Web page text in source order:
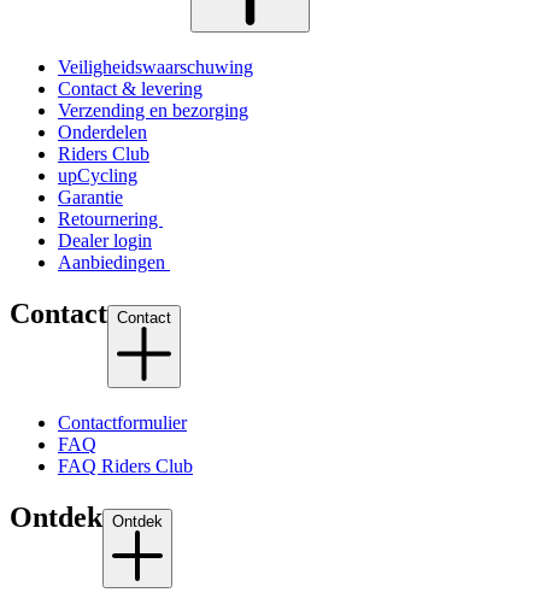
Veiligheidswaarschuwing
Contact & levering
Verzending en bezorging
Onderdelen
Riders Club
upCycling
Garantie
Retournering
Dealer login
Aanbiedingen
Contact Contact
Contactformulier
FAQ
FAQ Riders Club
Ontdek Ontdek